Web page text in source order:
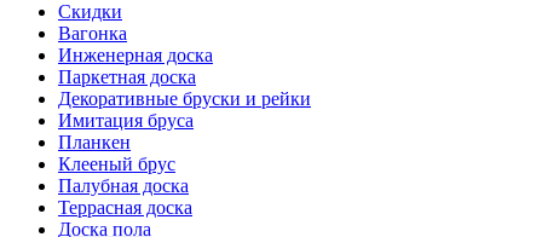
Скидки
Вагонка
Инженерная доска
Паркетная доска
Декоративные бруски и рейки
Имитация бруса
Планкен
Клееный брус
Палубная доска
Террасная доска
Доска пола